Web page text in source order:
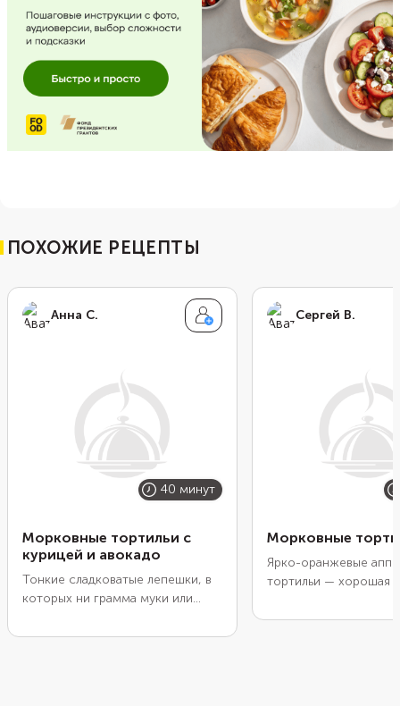
ПОХОЖИЕ РЕЦЕПТЫ
Анна С.
40 минут
Морковные тортильи с
курицей и авокадо
Тонкие сладковатые лепешки, в
которых ни грамма муки или
мелко натертые сыр и морковь.
Сергей В.
Морковные
Ярко-оранжевые
тортильи — хорошая
муки, мало жира, они